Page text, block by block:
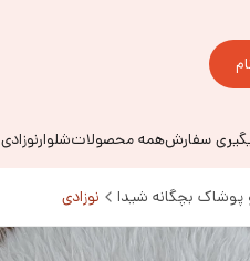
سفارشهمه محصولاتشلوارنوزادی
پوشاک بچگانه شیدا نوزادی